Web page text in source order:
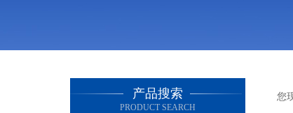
产品搜索
PRODUCT SEARCH
您